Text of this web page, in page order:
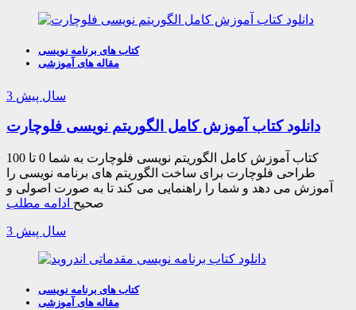
کتاب های برنامه نویسی
مقاله های آموزشی
3 سال پیش
دانلود کتاب آموزش کامل الگوریتم نویسی فلوچارت
کتاب آموزش کامل الگوریتم نویسی فلوچارت به شما 0 تا 100
طراحی فلوچارت برای ساخت الگوریتم های برنامه نویسی را
آموزش می دهد و شما را راهنمایی می کند تا به صورت اصولی و
صحیح ادامه مطلب
3 سال پیش
کتاب های برنامه نویسی
مقاله های آموزشی